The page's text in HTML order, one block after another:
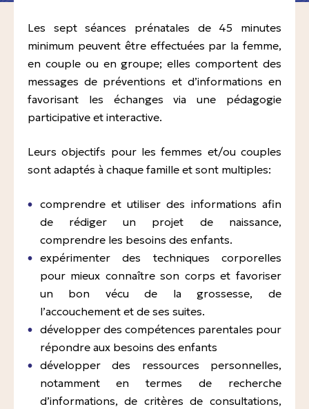
Expositions professionnelles
Accidents de la vie courante
Consultation 1er trimestre de la grossesse
Consultation du 2 ème et 3 ème trimestre de la
grossesse
Préparation à la naissance et à la parentalité
Suivi du post-partum/nourrisson immédiat en
maternité
Entretien post-natal précoce
Suivi post-natal
Consultation de puériculture
A domicile 0-2 ans
En milieu hospitalier
Suivi pédiatrique
Les sept séances prénatales de 45 minutes
minimum peuvent être effectuées par la femme,
en couple ou en groupe; elles comportent des
messages de préventions et d’informations en
favorisant les échanges via une pédagogie
participative et interactive.
Leurs objectifs pour les femmes et/ou couples
sont adaptés à chaque famille et sont multiples:
comprendre et utiliser des informations afin
de rédiger un projet de naissance,
comprendre les besoins des enfants.
expérimenter des techniques corporelles
pour mieux connaître son corps et favoriser
un bon vécu de la grossesse, de
l’accouchement et de ses suites.
développer des compétences parentales pour
répondre aux besoins des enfants
développer des ressources personnelles,
notamment en termes de recherche
d’informations, de critères de consultations,